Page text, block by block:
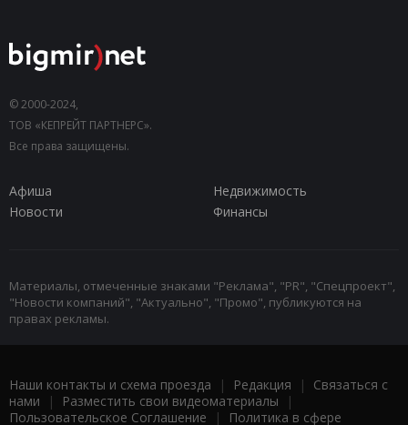
© 2000-2024,
ТОВ «КЕПРЕЙТ ПАРТНЕРС».
Все права защищены.
Афиша
Недвижимость
Новости
Финансы
Материалы, отмеченные знаками "Реклама", "PR", "Спецпроект",
"Новости компаний", "Актуально", "Промо", публикуются на
правах рекламы.
Наши контакты и схема проезда | Редакция | Связаться с
нами | Разместить свои видеоматериалы |
Пользовательское Соглашение | Политика в сфере